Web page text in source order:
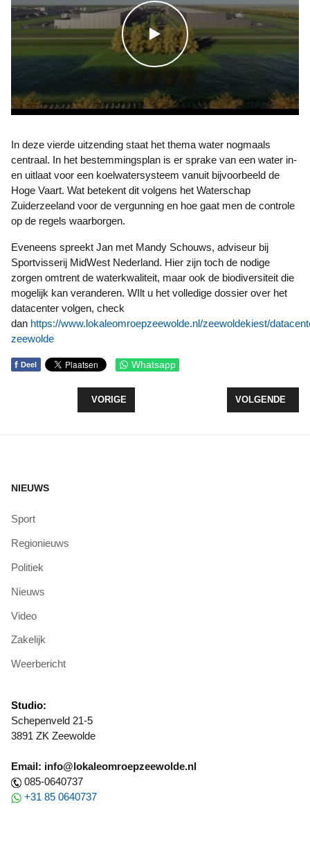
WATCH THE VIDEO
In deze vierde uitzending staat het thema water nogmaals
centraal. In het bestemmingsplan is er sprake van een water in-
en uitlaat voor een koelwatersysteem vanuit bijvoorbeeld de
Hoge Vaart. Wat betekent dit volgens het Waterschap
Zuiderzeeland voor de vergunning en hoe gaat men de controle
op de regels waarborgen.
Eveneens spreekt Jan met Mandy Schouws, adviseur bij
Sportvisserij MidWest Nederland. Hier zijn toch de nodige
zorgen omtrent de waterkwaliteit, maar ook de biodiversiteit die
mogelijk kan veranderen. WIlt u het volledige dossier over het
datacenter volgen, check
dan https://www.lokaleomroepzeewolde.nl/zeewoldekiest/
zeewolde
f Deel Whatsapp
VORIG ARTIKEL: BOOM VAN HET JAAR STAAT
VORIGE VOLGENDE
VOLGENDE
NIEUWS
Sport
Regionieuws
Politiek
Nieuws
Video
Zakelijk
Weerbericht
Studio:
Schepenveld 21-5
3891 ZK Zeewolde
Email: info@lokaleomroepzeewolde.nl
085-0640737
+31 85 0640737